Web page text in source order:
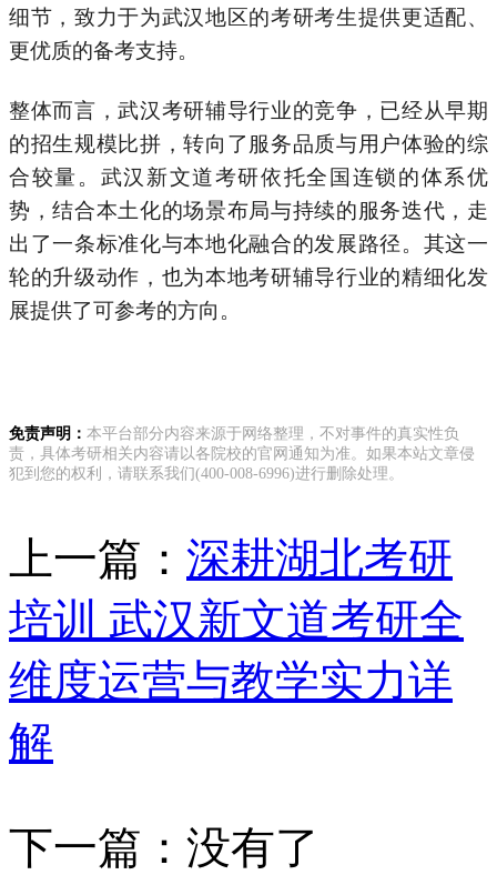
细节，致力于为武汉地区的考研考生提供更适配、
更优质的备考支持。
整体而言，武汉考研辅导行业的竞争，已经从早期
的招生规模比拼，转向了服务品质与用户体验的综
合较量。武汉新文道考研依托全国连锁的体系优
势，结合本土化的场景布局与持续的服务迭代，走
出了一条标准化与本地化融合的发展路径。其这一
轮的升级动作，也为本地考研辅导行业的精细化发
展提供了可参考的方向。
免责声明： 本平台部分内容来源于网络整理，不对事件的真实性负
责，具体考研相关内容请以各院校的官网通知为准。如果本站文章侵
犯到您的权利，请联系我们(400-008-6996)进行删除处理。
上一篇： 深耕湖北考研
培训 武汉新文道考研全
维度运营与教学实力详
解
下一篇：没有了